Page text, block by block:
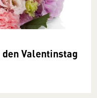
Valentinstag